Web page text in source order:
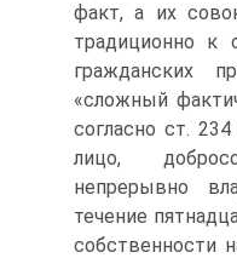
факт, а их
тра­диционно к
гражданских
«сложный
со­гласно ст.
лицо,
непрерывно
течение
собственности